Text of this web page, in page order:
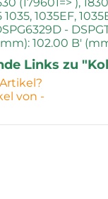
1035, 1035EF,
-
102.00 B'
Links zu
von -